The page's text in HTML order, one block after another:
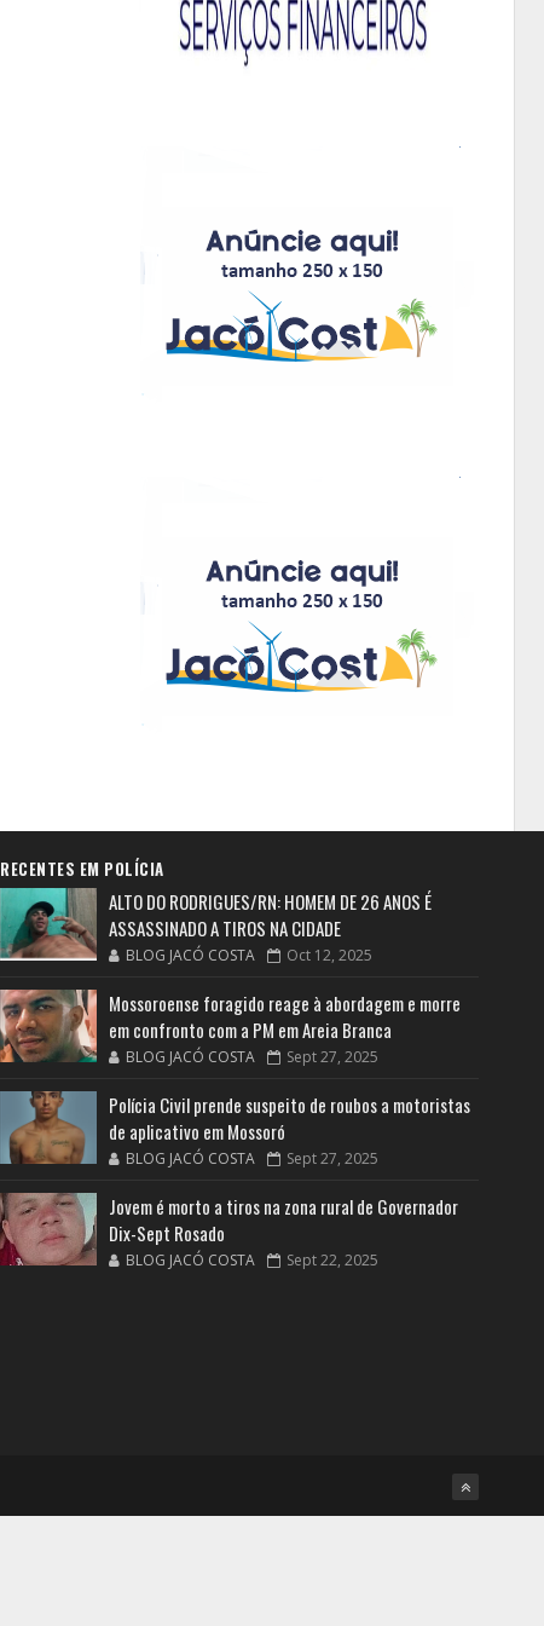
RECENTES EM POLÍCIA
ALTO DO RODRIGUES/RN: HOMEM DE 26 ANOS É
ASSASSINADO A TIROS NA CIDADE
BLOG JACÓ COSTA Oct 12, 2025
Mossoroense foragido reage à abordagem e morre
em confronto com a PM em Areia Branca
BLOG JACÓ COSTA Sept 27, 2025
Polícia Civil prende suspeito de roubos a motoristas
de aplicativo em Mossoró
BLOG JACÓ COSTA Sept 27, 2025
Jovem é morto a tiros na zona rural de Governador
Dix-Sept Rosado
BLOG JACÓ COSTA Sept 22, 2025